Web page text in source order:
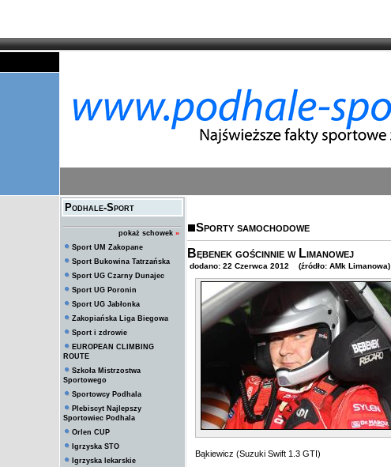
Podhale-Sport
pokaż schowek »
Sport UM Zakopane
Sport Bukowina Tatrzańska
Sport UG Czarny Dunajec
Sport UG Poronin
Sport UG Jabłonka
Zakopiańska Liga Biegowa
Sport i zdrowie
EUROPEAN CLIMBING
ROUTE
Szkoła Mistrzostwa
Sportowego
Sportowcy Podhala
Plebiscyt Najlepszy
Sportowiec Podhala
Orlen CUP
Igrzyska STO
Igrzyska lekarskie
Sporty samochodowe
Bębenek gościnnie w Limanowej
dodano: 22 Czerwca 2012 (źródło: AMk Limanowa)
Bąkiewicz (Suzuki Swift 1.3 GTI)